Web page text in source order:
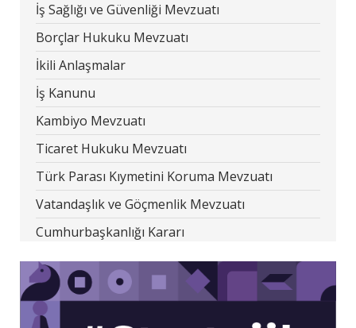
İş Sağlığı ve Güvenliği Mevzuatı
Borçlar Hukuku Mevzuatı
İkili Anlaşmalar
İş Kanunu
Kambiyo Mevzuatı
Ticaret Hukuku Mevzuatı
Türk Parası Kıymetini Koruma Mevzuatı
Vatandaşlık ve Göçmenlik Mevzuatı
Cumhurbaşkanlığı Kararı